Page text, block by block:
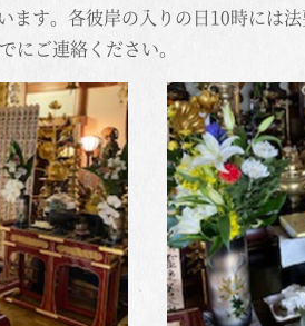
ます。各彼岸の入りの日10時には
にご連絡ください。